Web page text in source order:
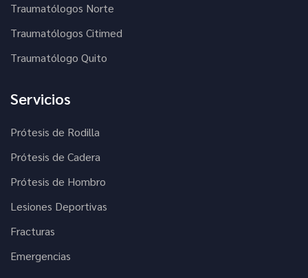
Traumatólogos Norte
Traumatólogos Citimed
Traumatólogo Quito
Servicios
Prótesis de Rodilla
Prótesis de Cadera
Prótesis de Hombro
Lesiones Deportivas
Fracturas
Emergencias